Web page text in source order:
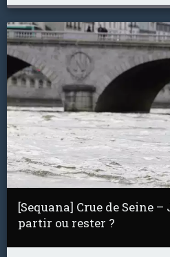
[Sequana] Crue de Seine
partir ou rester ?